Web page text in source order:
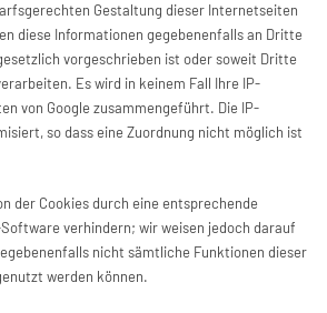
Gestaltung dieser Internetseiten
diese Informationen gegebenenfalls an Dritte
vorgeschrieben ist oder soweit Dritte
Es wird in keinem Fall Ihre IP-
von Google zusammengeführt. Die IP-
so dass eine Zuordnung nicht möglich ist
der Cookies durch eine entsprechende
verhindern; wir weisen jedoch darauf
nicht sämtliche Funktionen dieser
werden können.